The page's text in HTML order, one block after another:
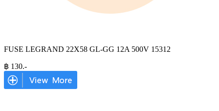
FUSE LEGRAND 22X58 GL-GG 12A 500V 15312
฿ 130.-